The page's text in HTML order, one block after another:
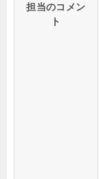
担当のコメン
ト